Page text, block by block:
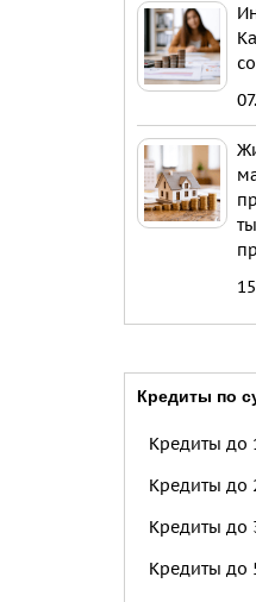
Кредиты по
Кредиты до
Кредиты до
Кредиты до
Кредиты до